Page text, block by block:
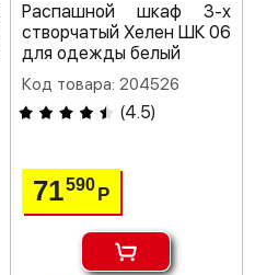
Распашной шкаф 3-х
створчатый Хелен ШК 06
для одежды белый
Код товара: 204526
(4.5)
71590 Р